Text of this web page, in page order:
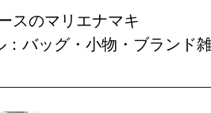
スのマリエナマキ
：バッグ・小物・ブランド